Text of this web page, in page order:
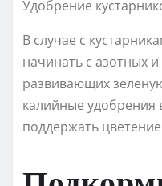
Удобрение
В случае с
начинать с азотных
развивающих
калийные удобрения
поддержать